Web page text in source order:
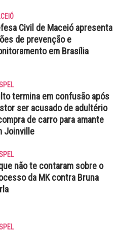
Civil de Maceió apresenta
de prevenção e
em Brasília
termina em confusão após
ser acusado de adultério
de carro para amante
Joinville
não te contaram sobre o
da MK contra Bruna